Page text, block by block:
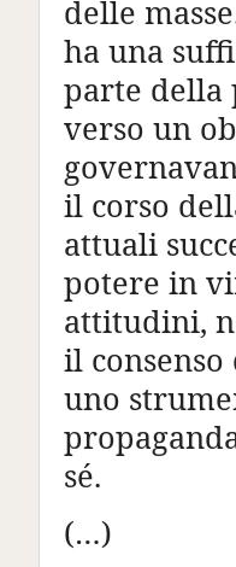
delle
ha una
parte della
verso un
il corso
attuali
potere in
attitudini,
il
uno
sé.
(…)